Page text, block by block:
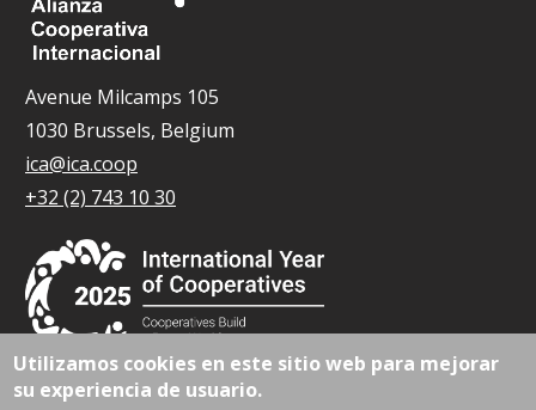
Avenue Milcamps 105
1030 Brussels, Belgium
ica@ica.coop
+32 (2) 743 10 30
Utilizamos cookies en este sitio web para mejorar
su experiencia de usuario.